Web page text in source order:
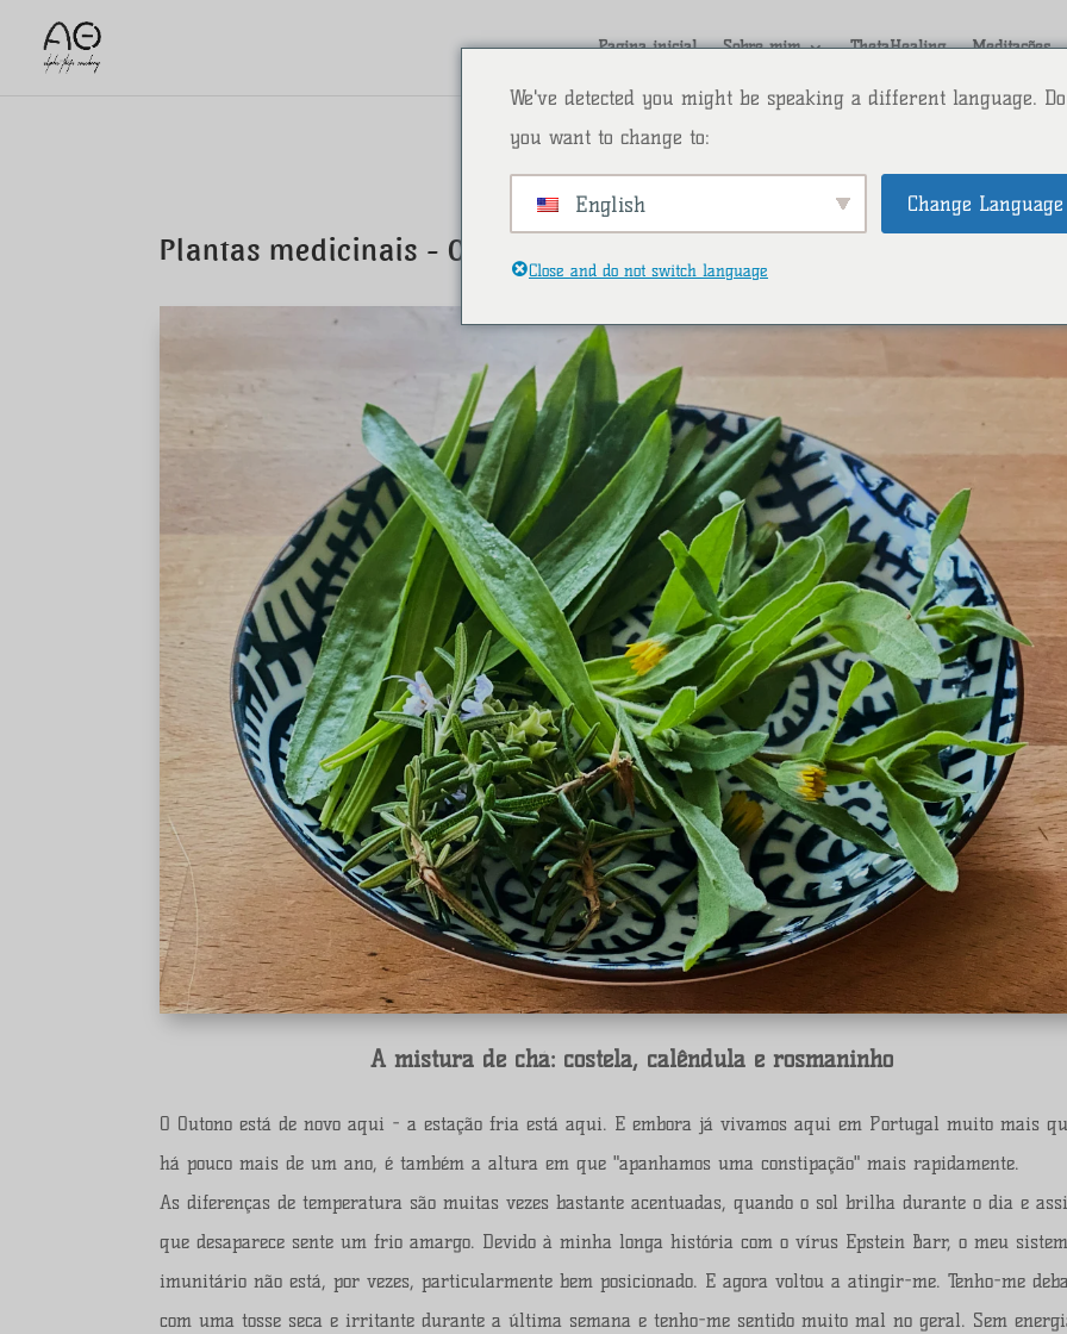
Página inicial Sobre mim ThetaHealing Meditações
Plantas medicinais - O poder curativo da natureza
A mistura de chá: costela, calêndula e rosmaninho
O Outono está de novo aqui - a estação fria está aqui. E embora já vivamos aqui em Portugal muito mais
há pouco mais de um ano, é também a altura em que "apanhamos uma constipação" mais rapidamente.
As diferenças de temperatura são muitas vezes bastante acentuadas, quando o sol brilha durante o dia e
que desaparece sente um frio amargo. Devido à minha longa história com o vírus Epstein Barr, o meu
imunitário não está, por vezes, particularmente bem posicionado. E agora voltou a atingir-me. Tenho-me
com uma tosse seca e irritante durante a última semana e tenho-me sentido muito mal no geral. Sem
We've detected you might be speaking a different language. Do
you want to change to:
English Change Language
Close and do not switch language